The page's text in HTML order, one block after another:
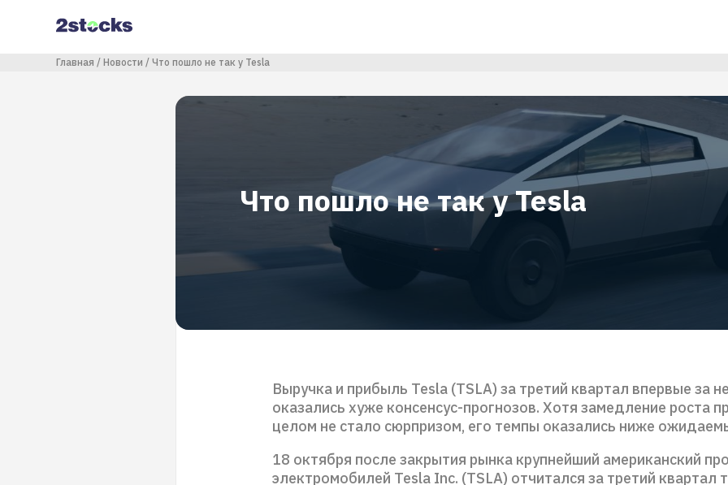
содержанию
Строка навигации
Главная Новости Что пошло не так у Tesla
Что пошло не так у Tesla
Выручка и прибыль Tesla (TSLA) за третий квартал впервые за
оказались хуже консенсус-прогнозов. Хотя замедление роста
целом не стало сюрпризом, его темпы оказались ниже
18 октября после закрытия рынка крупнейший американский
электромобилей Tesla Inc. (TSLA) отчитался за третий квартал